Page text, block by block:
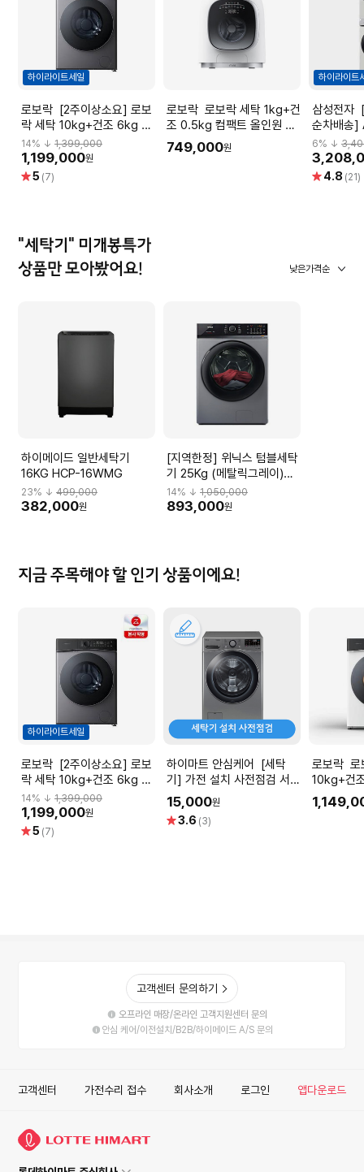
하이라이트세일
로보락 [2주이상소요] 로보
락 세탁 10kg+건조 6kg 올
인원 세탁건조기 H1 Lite 그
레이/옷감 맞춤 세탁건조/세
제자동투입/먼지통 자동세척
14% ↓ 1,399,000
1,199,000원
별5 (7)
로보락 로보락 세탁 1kg+건
조 0.5kg 컴팩트 올인원 세
탁건조기 M1/매일빨래/세제
자동투입/먼지통 자동세
749,000원
하이라이트
삼성전자 [8월 4주차이후
순차배송]
기+건조기
6% ↓
별 4.8 (21)
"세탁기" 미개봉특가
상품만 모아봤어요!
낮은가격순
하이메이드 일반세탁기
16KG HCP-16WMG
23% ↓ 499,000
382,000원
[지역한정] 위닉스 텀블세탁
기 25Kg (메탈릭그레이)
TMWM250-KSK
14% ↓1,050,000
893,000원
지금 주목해야 할 인기 상품이에요!
하이라이트세일
로보락 [2주이상소요] 로보
락 세탁 10kg+건조 6kg 올
인원 세탁건조기 H1 Lite 그
레이/옷감 맞춤 세탁건조/세
제자동투입/먼지통 자동세척
14% ↓ 1,399,000
1,199,000원
별5 (7)
하이마트 안심케어 [세탁
기] 가전 설치 사전점검 서비
스
15,000원
별3.6 (3)
로보락 로보락 세탁
10kg+건
탁건조기
감 맞춤
고객센터 문의하기
오프라인 매장/온라인 고객지원센터 문의
안심 케어/이전설치/B2B/하이메이드 A/S 문의
고객센터 가전수리 접수 회사소개 로그인 앱다운로드